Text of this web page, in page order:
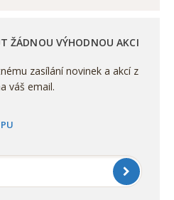
ŽÁDNOU VÝHODNOU AKCI
zasílání novinek a akcí z
váš email.